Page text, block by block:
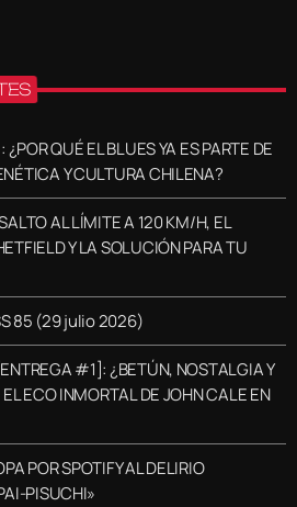
QUÉ EL BLUES YA ES PARTE DE
Y CULTURA CHILENA?
AL LÍMITE A 120 KM/H, EL
Y LA SOLUCIÓN PARA TU
85 (29 julio 2026)
#1]: ¿BETÚN, NOSTALGIA Y
ECO INMORTAL DE JOHN CALE EN
POR SPOTIFY AL DELIRIO
PISUCHI»